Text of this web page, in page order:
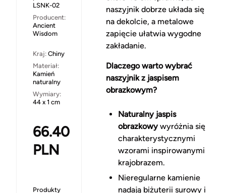
LSNK-02
Producent:
Ancient
Wisdom
Kraj: Chiny
Materiał:
Kamień
naturalny
Wymiary:
44 x 1 cm
66.40
PLN
Produkty
naszyjnik dobrze układa się
na dekolcie, a metalowe
zapięcie ułatwia wygodne
zakładanie.
Dlaczego warto wybrać
naszyjnik z jaspisem
obrazkowym?
Naturalny jaspis
obrazkowywyróżnia się
charakterystycznymi
wzorami inspirowanymi
krajobrazem.
Nieregularne kamienie
nadają biżuterii surowy i